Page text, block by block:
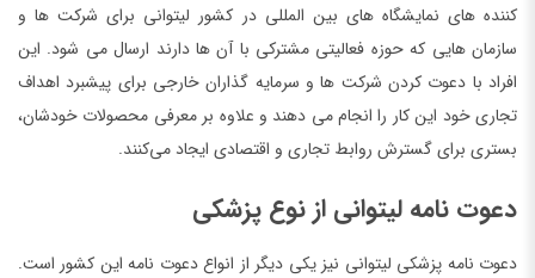
کننده های نمایشگاه های بین المللی در کشور لیتوانی برای شرکت ها و
سازمان هایی که حوزه فعالیتی مشترکی با آن ها دارند ارسال می شود. این
افراد با دعوت کردن شرکت ها و سرمایه گذاران خارجی برای پیشبرد اهداف
تجاری خود این کار را انجام می‌ دهند و علاوه بر معرفی محصولات خودشان،
بستری برای گسترش روابط تجاری و اقتصادی ایجاد می‌کنند.
دعوت نامه لیتوانی از نوع پزشکی
دعوت نامه پزشکی لیتوانی نیز یکی دیگر از انواع دعوت نامه این کشور است.